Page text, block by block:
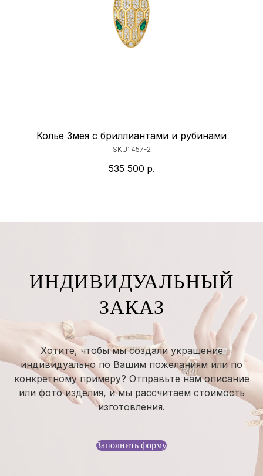
Колье Змея с бриллиантами и рубинами
SKU: 457-2
535 500 р.
ИНДИВИДУАЛЬНЫЙ
ЗАКАЗ
Хотите, чтобы мы создали украшение
индивидуально по Вашим пожеланиям или по
конкретному примеру? Отправьте нам описание
или фото изделия, и мы рассчитаем стоимость
изготовления.
Заполнить форму